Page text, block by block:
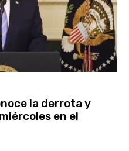
la derrota y
en el